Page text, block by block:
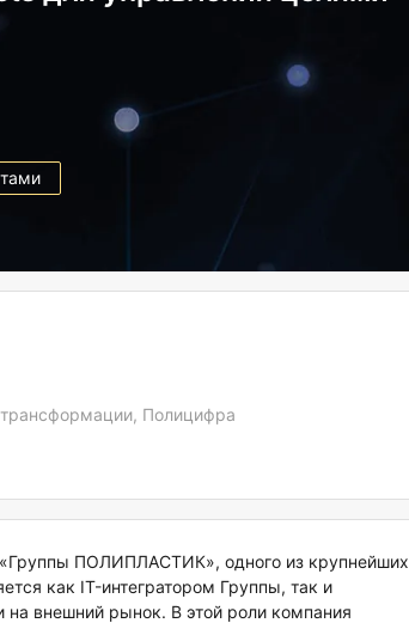
Полицифра
ПОЛИПЛАСТИК», одного из крупнейших
как IT-интегратором Группы, так и
внешний рынок. В этой роли компания